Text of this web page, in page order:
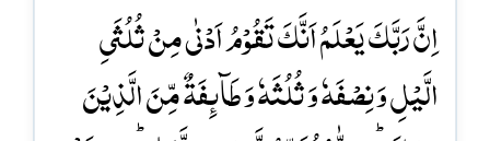
اِنَّ رَبَّکَ یَعۡلَمُ اَنَّکَ تَقُوۡمُ اَدۡنٰی مِنۡ ثُلُثَیِ
الَّیۡلِ وَ نِصۡفَہٗ وَ ثُلُثَہٗ وَ طَآئِفَۃٌ مِّنَ الَّذِیۡنَ